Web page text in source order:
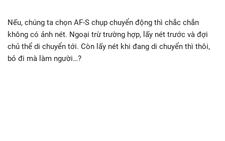
Nếu, chúng ta chọn AF-S chụp chuyển động thì chắc chắn
không có ảnh nét. Ngoại trừ trường hợp, lấy nét trước và đợi
chủ thể di chuyển tới. Còn lấy nét khi đang di chuyển thì thôi,
bỏ đi mà làm người…?